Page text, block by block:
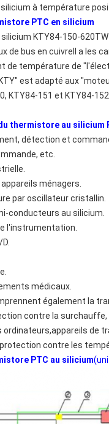
à température
PTC en silicium
KTY84-150-
de bus en cuivreIl a les
de température de
est adapté aux
KTY84-151 et KTY84-
thermistore au silicium
détection et
etc.
ménagers.
par oscillateur cristallin.
conducteurs au silicium.
l'instrumentation.
médicaux.
également la
contre la
de
contre les
PTC au silicium